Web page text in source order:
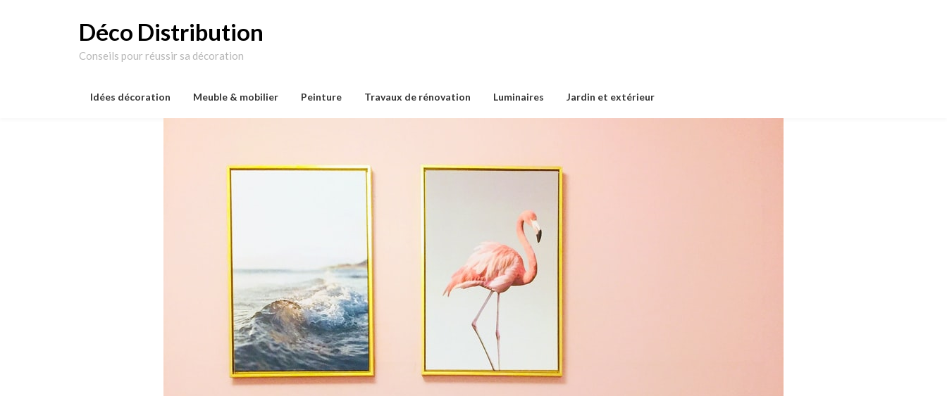
Déco Distribution
Conseils pour réussir sa décoration
Idées décoration Meuble & mobilier Peinture Travaux de rénovation Luminaires Jardin et extérieur